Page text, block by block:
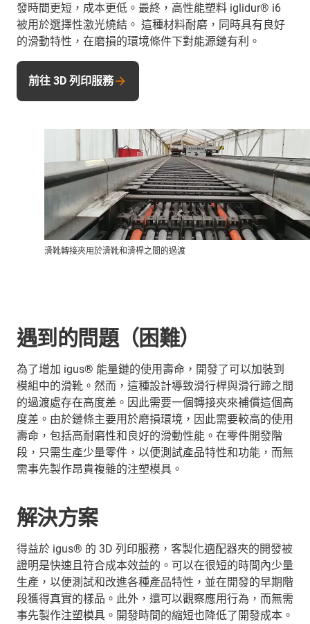
發時間更短，成本更低。最終，高性能塑料 iglidur® i6
被用於選擇性激光燒結。 這種材料耐磨，同時具有良好
的滑動特性，在磨損的環境條件下對能源鏈有利。
前往 3D 列印服務
滑靴轉接夾用於滑靴和滑桿之間的過渡
遇到的問題（困難）
為了增加 igus® 能量鏈的使用壽命，開發了可以加裝到
模組中的滑靴。然而，這種設計導致滑行桿與滑行蹄之間
的過渡處存在高度差。因此需要一個轉接夾來補償這個高
度差。由於鏈條主要用於磨損環境，因此需要較高的使用
壽命，包括高耐磨性和良好的滑動性能。在零件開發階
段，只需生產少量零件，以便測試產品特性和功能，而無
需事先製作昂貴複雜的注塑模具。
解決方案
得益於 igus® 的 3D 列印服務，客製化適配器夾的開發被
證明是快速且符合成本效益的。可以在很短的時間內少量
生產，以便測試和改進各種產品特性，並在開發的早期階
段獲得真實的樣品。此外，還可以觀察應用行為，而無需
事先製作注塑模具。開發時間的縮短也降低了開發成本。